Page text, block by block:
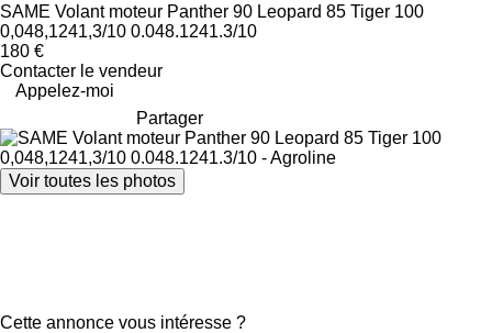
SAME Volant moteur Panther 90 Leopard 85 Tiger 100
0,048,1241,3/10 0.048.1241.3/10
180 €
Contacter le vendeur
Appelez-moi
Partager
Voir toutes les photos
Cette annonce vous intéresse ?